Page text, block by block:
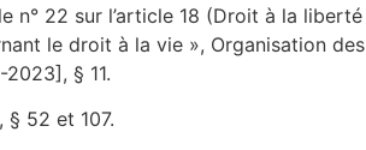
n° 22 sur l’article 18 (Droit à la
le droit à la vie », Organisation
§ 11.
§ 52 et 107.